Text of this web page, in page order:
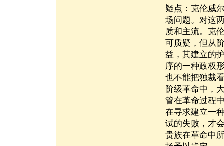
疑点：克伦威
场问题。对这
质和主流。克
可质疑，但从
益，其建立的
序的一种政权
也不能把独裁
阶级革命中，
管在革命过程
在寻求建立一
试的失败，才
贵族在革命中